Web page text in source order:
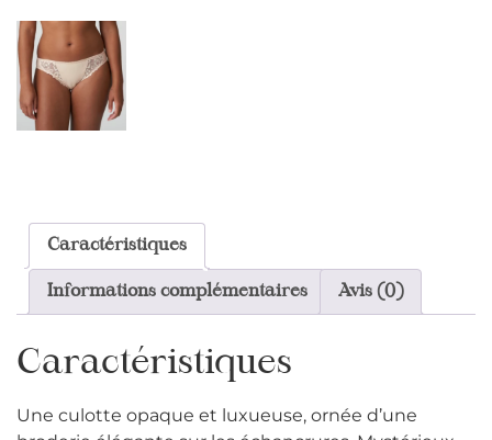
Caractéristiques
Informations complémentaires Avis (0)
Caractéristiques
Une culotte opaque et luxueuse, ornée d’une